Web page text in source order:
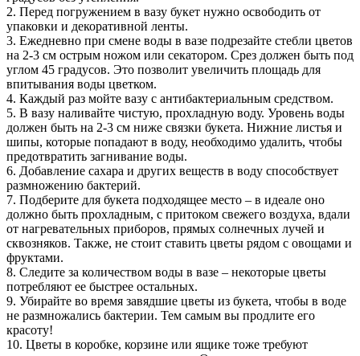
2. Перед погружением в вазу букет нужно освободить от
упаковки и декоративной ленты.
3. Ежедневно при смене воды в вазе подрезайте стебли цветов
на 2-3 см острым ножом или секатором. Срез должен быть под
углом 45 градусов. Это позволит увеличить площадь для
впитывания воды цветком.
4. Каждый раз мойте вазу с антибактериальным средством.
5. В вазу наливайте чистую, прохладную воду. Уровень воды
должен быть на 2-3 см ниже связки букета. Нижние листья и
шипы, которые попадают в воду, необходимо удалить, чтобы
предотвратить загнивание воды.
6. Добавление сахара и других веществ в воду способствует
размножению бактерий.
7. Подберите для букета подходящее место – в идеале оно
должно быть прохладным, с притоком свежего воздуха, вдали
от нагревательных приборов, прямых солнечных лучей и
сквозняков. Также, не стоит ставить цветы рядом с овощами и
фруктами.
8. Следите за количеством воды в вазе – некоторые цветы
потребляют ее быстрее остальных.
9. Убирайте во время завядшие цветы из букета, чтобы в воде
не размножались бактерии. Тем самым вы продлите его
красоту!
10. Цветы в коробке, корзине или ящике тоже требуют